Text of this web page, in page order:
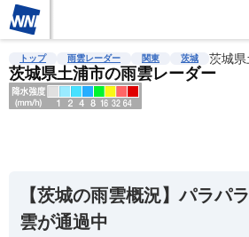
雨雲レーダー 台風情報 地震情報 警
トップ 雨雲レーダー 関東 茨城 茨城
茨城県土浦市の雨雲レーダー
【茨城の雨雲概況】パラパ
雲が通過中